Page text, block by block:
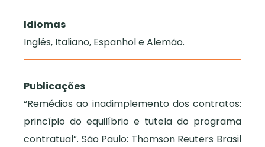
Idiomas
Inglês, Italiano, Espanhol e Alemão.
Publicações
“Remédios ao inadimplemento dos contratos:
princípio do equilíbrio e tutela do programa
contratual”. São Paulo: Thomson Reuters Brasil